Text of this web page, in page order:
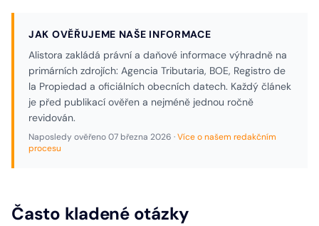
JAK OVĚŘUJEME NAŠE INFORMACE
Alistora zakládá právní a daňové informace výhradně na
primárních zdrojích: Agencia Tributaria, BOE, Registro de
la Propiedad a oficiálních obecních datech. Každý článek
je před publikací ověřen a nejméně jednou ročně
revidován.
Naposledy ověřeno07 března 2026 ·Více o našem redakčním
procesu
Často kladené otázky